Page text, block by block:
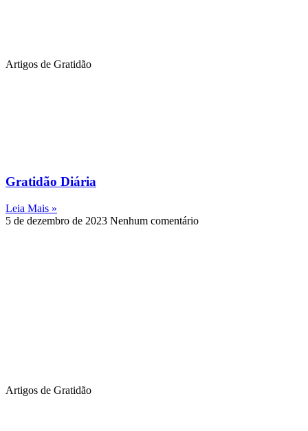
Artigos de Gratidão
Gratidão Diária
Leia Mais »
5 de dezembro de 2023 Nenhum comentário
Artigos de Gratidão